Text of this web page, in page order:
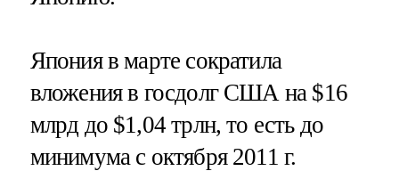
Япония в марте сократила
вложения в госдолг США на $16
млрд до $1,04 трлн, то есть до
минимума с октября 2011 г.